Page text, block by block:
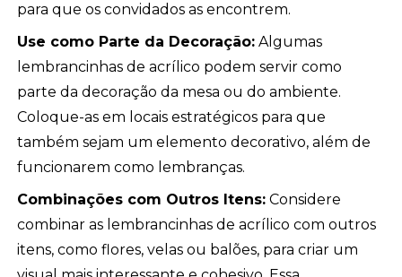
para que os convidados as encontrem.
Use como Parte da Decoração: Algumas
lembrancinhas de acrílico podem servir como
parte da decoração da mesa ou do ambiente.
Coloque-as em locais estratégicos para que
também sejam um elemento decorativo, além de
funcionarem como lembranças.
Combinações com Outros Itens: Considere
combinar as lembrancinhas de acrílico com outros
itens, como flores, velas ou balões, para criar um